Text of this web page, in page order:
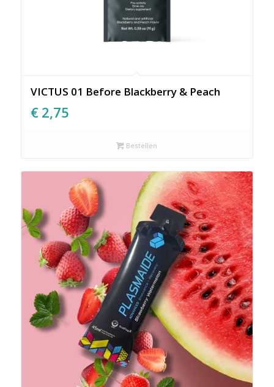
VICTUS 01 Before Blackberry & Peach
€ 2,75
Bestellen